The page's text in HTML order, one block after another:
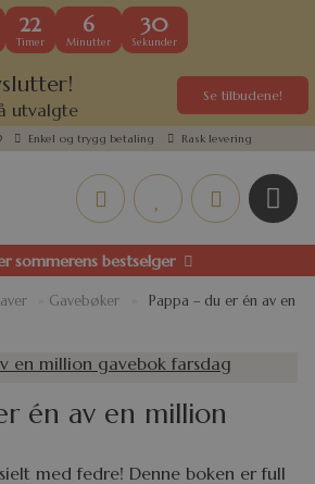
22
Timer
6
Minutter
30
Sekunder
utvalgte
Se tilbudene!
Enkel og trygg betaling Rask levering
sommerens bestselger
Gavebøker
Pappa – du er én av en
én av en million
med fedre! Denne boken er full